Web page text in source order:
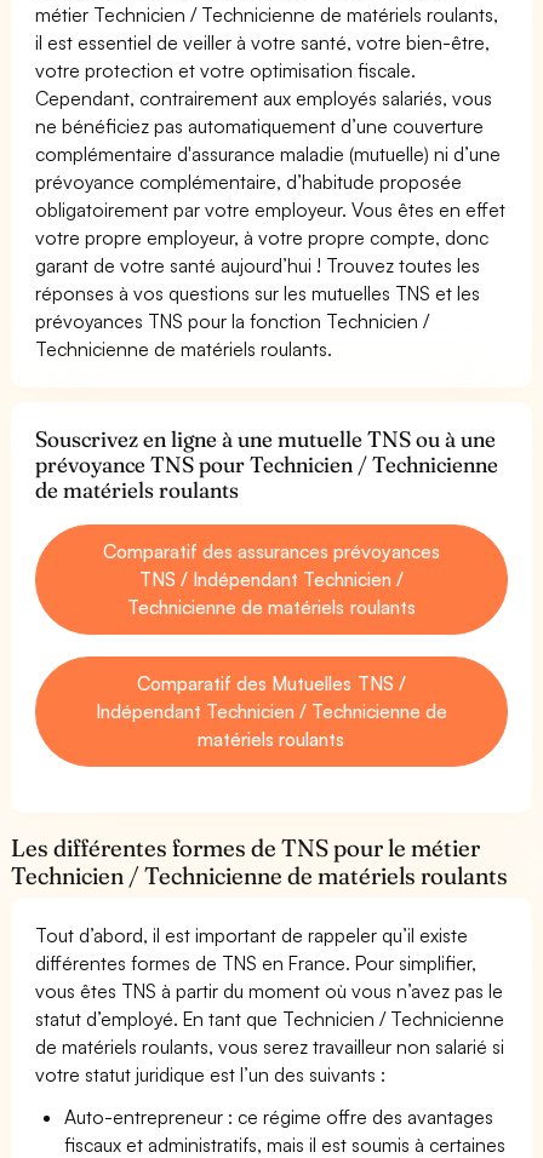
métier Technicien / Technicienne de matériels roulants,
il est essentiel de veiller à votre santé, votre bien-être,
votre protection et votre optimisation fiscale.
Cependant, contrairement aux employés salariés, vous
ne bénéficiez pas automatiquement d’une couverture
complémentaire d'assurance maladie (mutuelle) ni d’une
prévoyance complémentaire, d’habitude proposée
obligatoirement par votre employeur. Vous êtes en effet
votre propre employeur, à votre propre compte, donc
garant de votre santé aujourd’hui ! Trouvez toutes les
réponses à vos questions sur les mutuelles TNS et les
prévoyances TNS pour la fonction Technicien /
Technicienne de matériels roulants.
Souscrivez en ligne à une mutuelle TNS ou à une
prévoyance TNS pour Technicien / Technicienne
de matériels roulants
Comparatif des assurances prévoyances
TNS / Indépendant Technicien /
Technicienne de matériels roulants
Comparatif des Mutuelles TNS /
Indépendant Technicien / Technicienne de
matériels roulants
Les différentes formes de TNS pour le métier
Technicien / Technicienne de matériels roulants
Tout d’abord, il est important de rappeler qu’il existe
différentes formes de TNS en France. Pour simplifier,
vous êtes TNS à partir du moment où vous n’avez pas le
statut d’employé. En tant que Technicien / Technicienne
de matériels roulants, vous serez travailleur non salarié si
votre statut juridique est l’un des suivants :
Auto-entrepreneur : ce régime offre des avantages
fiscaux et administratifs, mais il est soumis à certaines